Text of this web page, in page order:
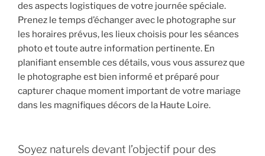
des aspects logistiques de votre journée spéciale.
Prenez le temps d’échanger avec le photographe sur
les horaires prévus, les lieux choisis pour les séances
photo et toute autre information pertinente. En
planifiant ensemble ces détails, vous vous assurez que
le photographe est bien informé et préparé pour
capturer chaque moment important de votre mariage
dans les magnifiques décors de la Haute Loire.
Soyez naturels devant l’objectif pour des